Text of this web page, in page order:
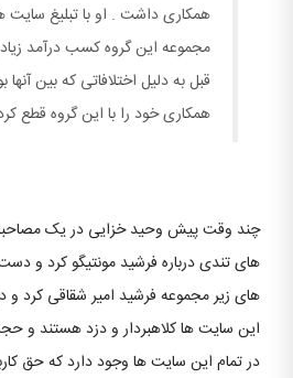
همکاری داشت . او با تبلیغ سایت
مجموعه این گروه کسب درآمد
قبل به دلیل اختلافاتی که بین
همکاری خود را با این گروه قطع
های تندی درباره فرشید مونتیگو کرد و
های زیر مجموعه فرشید امیر شقاقی کرد و
این سایت ها کلاهبردار و دزد هستند و
در تمام این سایت ها وجود دارد که حق